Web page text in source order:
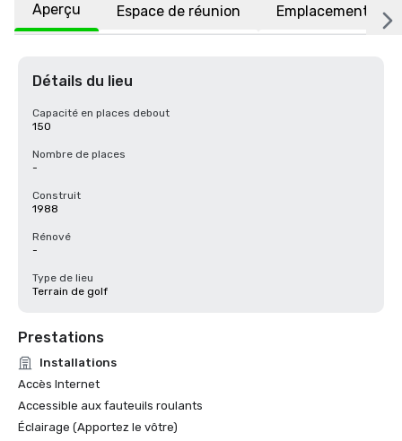
Aperçu Espace de réunion Emplacement
Détails du lieu
Capacité en places debout
150
Nombre de places
-
Construit
1988
Rénové
-
Type de lieu
Terrain de golf
Prestations
Installations
Accès Internet
Accessible aux fauteuils roulants
Éclairage (Apportez le vôtre)